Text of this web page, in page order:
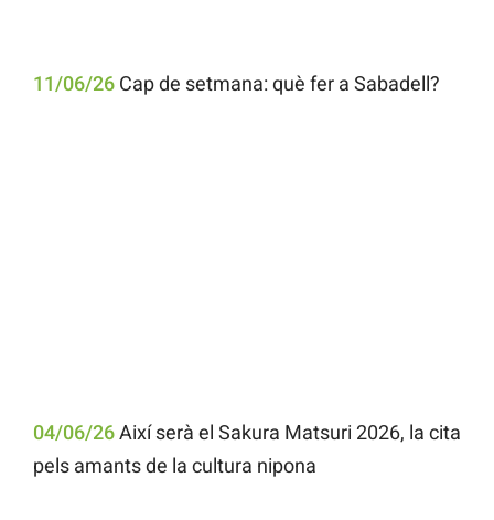
11/06/26 Cap de setmana: què fer a Sabadell?
04/06/26Així serà el Sakura Matsuri 2026, la cita
pels amants de la cultura nipona